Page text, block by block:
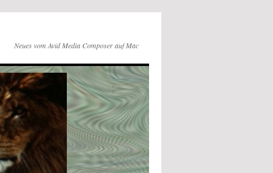
Neues vom Avid Media Composer auf Mac